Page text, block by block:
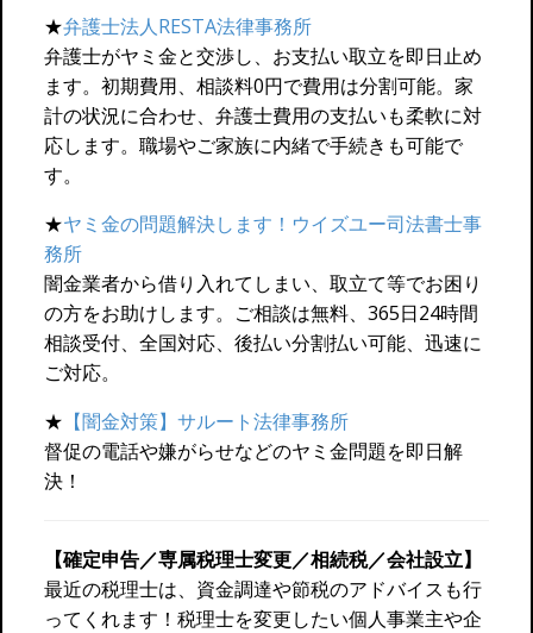
★弁護士法人RESTA法律事務所
弁護士がヤミ金と交渉し、お支払い取立を即日止め
ます。初期費用、相談料0円で費用は分割可能。家
計の状況に合わせ、弁護士費用の支払いも柔軟に対
応します。職場やご家族に内緒で手続きも可能で
す。
★ヤミ金の問題解決します！ウイズユー司法書士事
務所
闇金業者から借り入れてしまい、取立て等でお困り
の方をお助けします。ご相談は無料、365日24時間
相談受付、全国対応、後払い分割払い可能、迅速に
ご対応。
★ 【闇金対策】サルート法律事務所
督促の電話や嫌がらせなどのヤミ金問題を即日解
決！
【確定申告／専属税理士変更／相続税／会社設立】
最近の税理士は、資金調達や節税のアドバイスも行
ってくれます！税理士を変更したい個人事業主や企